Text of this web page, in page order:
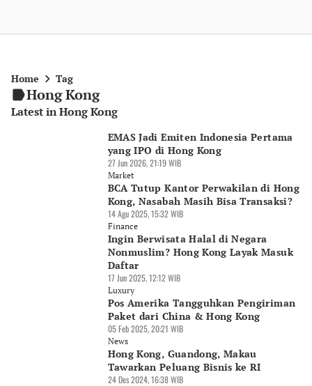
Home Tag
Hong Kong
Latest in Hong Kong
EMAS Jadi Emiten Indonesia Pertama
yang IPO di Hong Kong
27 Jun 2026, 21:19 WIB
Market
BCA Tutup Kantor Perwakilan di Hong
Kong, Nasabah Masih Bisa Transaksi?
14 Agu 2025, 15:32 WIB
Finance
Ingin Berwisata Halal di Negara
Nonmuslim? Hong Kong Layak Masuk
Daftar
17 Jun 2025, 12:12 WIB
Luxury
Pos Amerika Tangguhkan Pengiriman
Paket dari China & Hong Kong
05 Feb 2025, 20:21 WIB
News
Hong Kong, Guandong, Makau
Tawarkan Peluang Bisnis ke RI
24 Des 2024, 16:38 WIB